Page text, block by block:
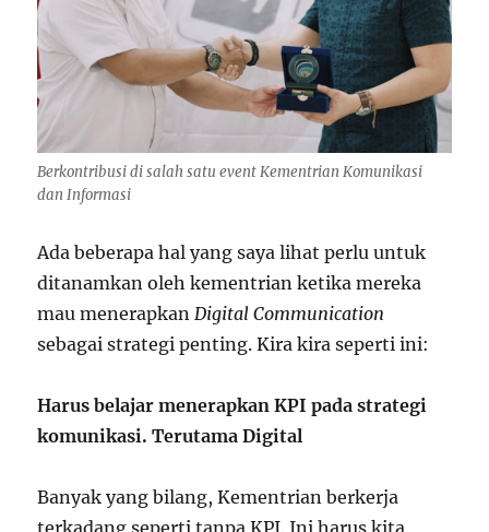
Berkontribusi di salah satu event Kementrian Komunikasi
dan Informasi
Ada beberapa hal yang saya lihat perlu untuk
ditanamkan oleh kementrian ketika mereka
mau menerapkan Digital Communication
sebagai strategi penting. Kira kira seperti ini:
Harus belajar menerapkan KPI pada strategi
komunikasi. Terutama Digital
Banyak yang bilang, Kementrian berkerja
terkadang seperti tanpa KPI. Ini harus kita